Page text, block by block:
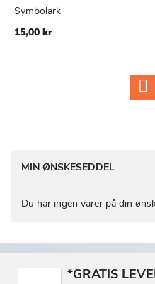
Symbolark
15,00 kr
MIN ØNSKESEDDEL
Du har ingen varer på din
*GRATIS